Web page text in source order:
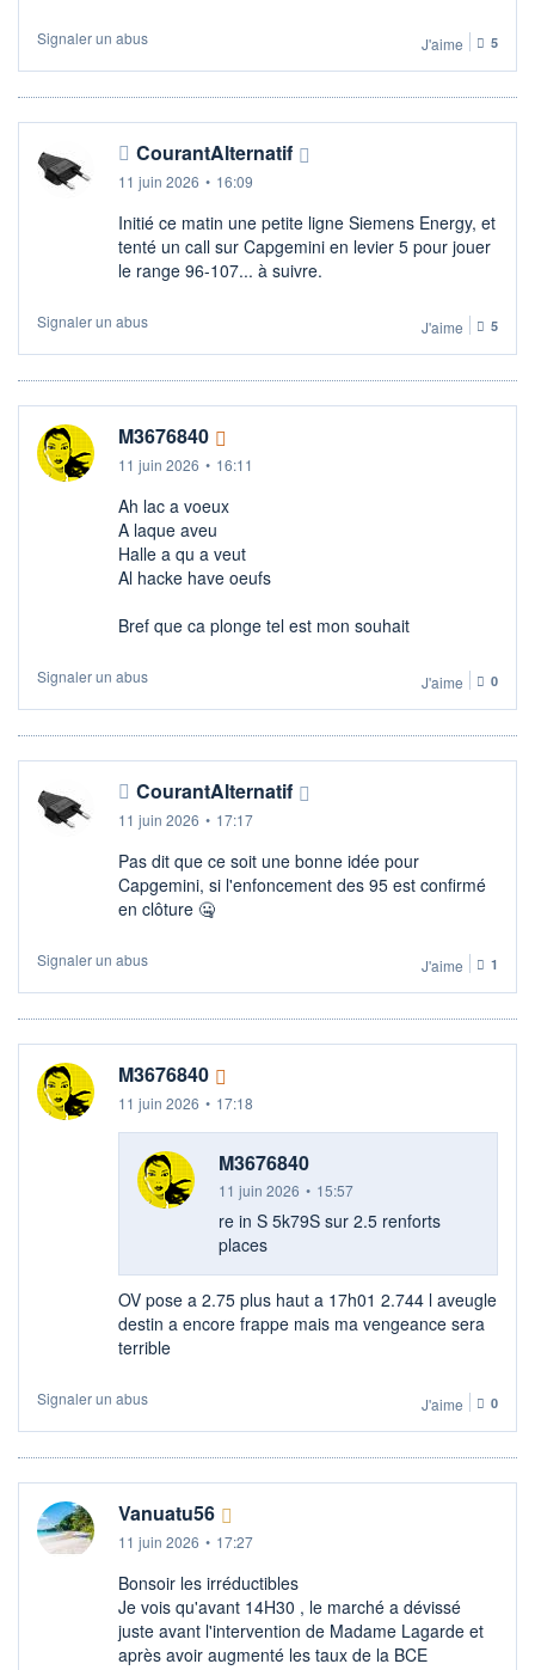
Signaler un abus J'aime 5
CourantAlternatif
11 juin 2026 • 16:09
Initié ce matin une petite ligne Siemens Energy, et
tenté un call sur Capgemini en levier 5 pour jouer
le range 96-107... à suivre.
Signaler un abus J'aime 5
M3676840
11 juin 2026 • 16:11
Ah lac a voeux
A laque aveu
Halle a qu a veut
Al hacke have oeufs
Bref que ca plonge tel est mon souhait
Signaler un abus J'aime 0
CourantAlternatif
11 juin 2026 • 17:17
Pas dit que ce soit une bonne idée pour
Capgemini, si l'enfoncement des 95 est confirmé
en clôture 🤐
Signaler un abus J'aime 1
M3676840
11 juin 2026 • 17:18
M3676840
11 juin 2026 • 15:57
re in S 5k79S sur 2.5 renforts
places
OV pose a 2.75 plus haut a 17h01 2.744 l aveugle
destin a encore frappe mais ma vengeance sera
terrible
Signaler un abus J'aime 0
Vanuatu56
11 juin 2026 • 17:27
Bonsoir les irréductibles
Je vois qu'avant 14H30 , le marché a dévissé
juste avant l'intervention de Madame Lagarde et
après avoir augmenté les taux de la BCE